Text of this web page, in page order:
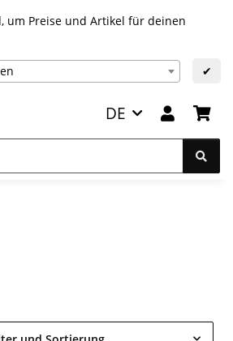
um Preise und Artikel für deinen
✔
DE